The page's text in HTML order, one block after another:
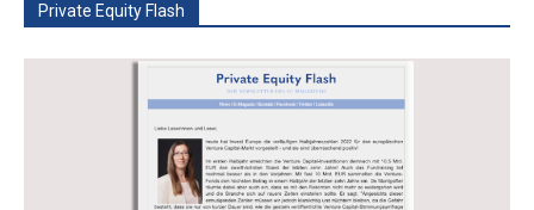
Private Equity Flash